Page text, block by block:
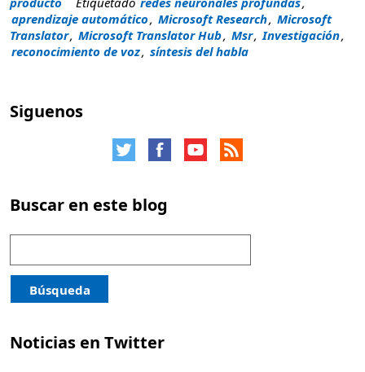
aprendizaje automático, Microsoft Research, Microsoft
Translator, Microsoft Translator Hub, Msr, Investigación,
reconocimiento de voz, síntesis del habla
Siguenos
Buscar en este blog
Búsqueda
Noticias en Twitter